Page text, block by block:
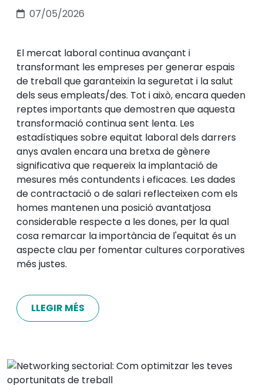
07/05/2026
El mercat laboral continua avançant i
transformant les empreses per generar espais
de treball que garanteixin la seguretat i la salut
dels seus empleats/des. Tot i això, encara queden
reptes importants que demostren que aquesta
transformació continua sent lenta. Les
estadístiques sobre equitat laboral dels darrers
anys avalen encara una bretxa de gènere
significativa que requereix la implantació de
mesures més contundents i eficaces. Les dades
de contractació o de salari reflecteixen com els
homes mantenen una posició avantatjosa
considerable respecte a les dones, per la qual
cosa remarcar la importància de l'equitat és un
aspecte clau per fomentar cultures corporatives
més justes.
LLEGIR MÉS